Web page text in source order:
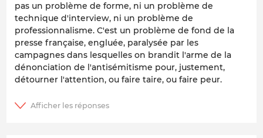
pas un problème de forme, ni un problème de
technique d'interview, ni un problème de
professionnalisme. C'est un problème de fond de la
presse française, engluée, paralysée par les
campagnes dans lesquelles on brandit l'arme de la
dénonciation de l'antisémitisme pour, justement,
détourner l'attention, ou faire taire, ou faire peur.